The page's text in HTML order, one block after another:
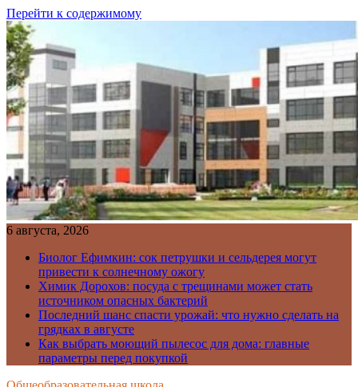
Перейти к содержимому
6 августа, 2026
Биолог Ефимкин: сок петрушки и сельдерея могут
привести к солнечному ожогу
Химик Дорохов: посуда с трещинами может стать
источником опасных бактерий
Последний шанс спасти урожай: что нужно сделать на
грядках в августе
Как выбрать моющий пылесос для дома: главные
параметры перед покупкой